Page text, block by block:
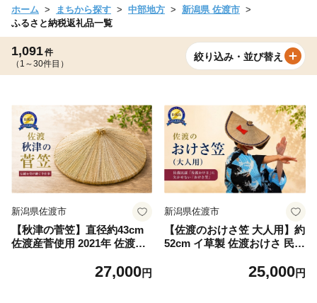
ホーム まちから探す 中部地方
新潟県 佐渡市
ふるさと納税返礼品一覧
1,091件
（1～30件目）
絞り込み・並び替え
新潟県佐渡市
【秋津の菅笠】直径約43cm
佐渡産菅使用 2021年 佐渡市
財団 | 新潟の伝統工芸 佐渡の
27,000円
新潟県佐渡市
【佐渡のおけさ笠 大人用】約
52cm イ草製 佐渡おけさ 民謡
工芸 佐渡の民芸品 おけさ笠
25,000円